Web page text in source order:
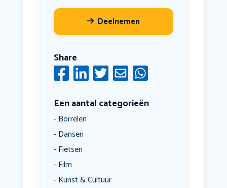
Deelnemen
Share
Een aantal categorieën
Borrelen
Dansen
Fietsen
Film
Kunst & Cultuur